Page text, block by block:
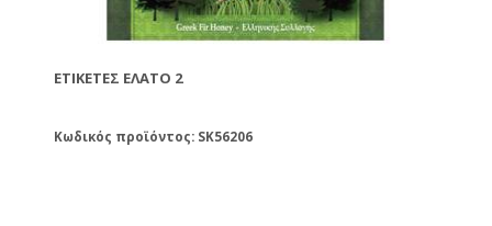
ΕΤΙΚΈΤΕΣ ΈΛΑΤΟ 2
Κωδικός προϊόντος: SK56206